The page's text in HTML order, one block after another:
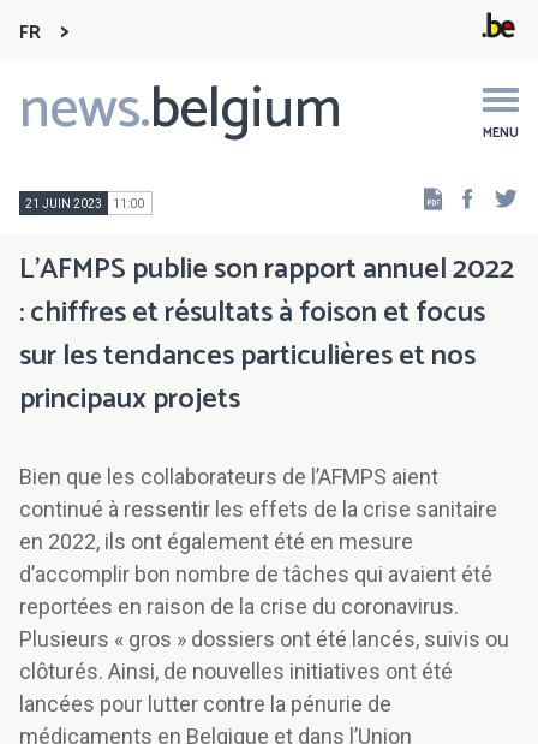
FR
news.belgium MENU
Main
navigation
21 JUIN 2023 11:00
L’AFMPS publie son rapport annuel 2022
: chiffres et résultats à foison et focus
sur les tendances particulières et nos
principaux projets
Bien que les collaborateurs de l’AFMPS aient
continué à ressentir les effets de la crise sanitaire
en 2022, ils ont également été en mesure
d’accomplir bon nombre de tâches qui avaient été
reportées en raison de la crise du coronavirus.
Plusieurs « gros » dossiers ont été lancés, suivis ou
clôturés. Ainsi, de nouvelles initiatives ont été
lancées pour lutter contre la pénurie de
médicaments en Belgique et dans l’Union